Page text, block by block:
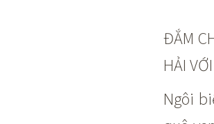
ĐẮM
HẢI
Ngôi